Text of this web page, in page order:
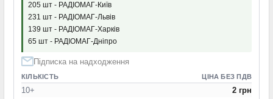
205 шт - РАДІОМАГ-Київ
231 шт - РАДІОМАГ-Львів
139 шт - РАДІОМАГ-Харків
65 шт - РАДІОМАГ-Дніпро
Підписка на надходження
КІЛЬКІСТЬ ЦІНА БЕЗ ПДВ
10+
2 грн